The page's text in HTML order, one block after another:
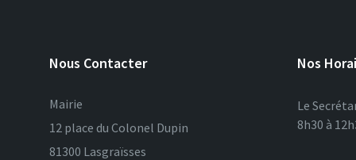
Nous Contacter
Mairie
12 place du Colonel Dupin
81300 Lasgraïsses
Nos
Le
8h30 à